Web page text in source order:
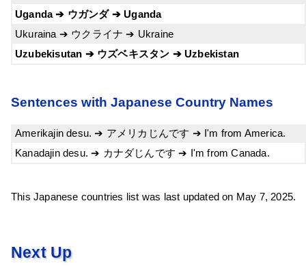
Uganda ➔ ウガンダ ➔ Uganda
Ukuraina ➔ ウクライナ ➔ Ukraine
Uzubekisutan ➔ ウズベキスタン ➔ Uzbekistan
Sentences with Japanese Country Names
Amerikajin desu. ➔ アメリカじんです ➔ I'm from America.
Kanadajin desu. ➔ カナダじんです ➔ I'm from Canada.
This Japanese countries list was last updated on May 7, 2025.
Next Up